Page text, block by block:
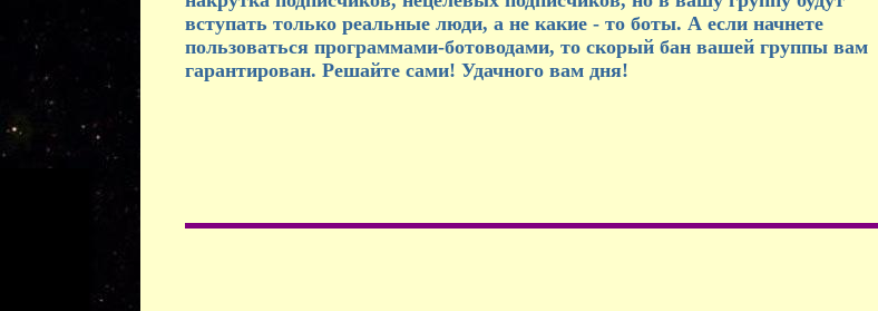
вступать только реальные люди, а не какие - то боты. А если начнете
пользоваться программами-ботоводами, то скорый бан вашей группы вам
гарантирован. Решайте сами! Удачного вам дня!